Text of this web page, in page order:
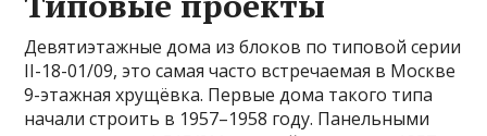
Девятиэтажные дома из блоков по типовой серии
II-18-01/09, это самая часто встречаемая в Москве
9-этажная хрущёвка. Первые дома такого типа
начали строить в 1957–1958 году. Панельными